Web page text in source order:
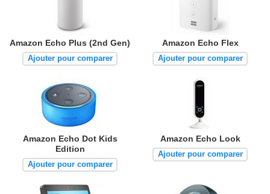
Amazon Echo Plus (2nd Gen)
Ajouter pour comparer
Amazon Echo Flex
Ajouter pour comparer
Amazon Echo Dot Kids
Edition
Ajouter pour comparer
Amazon Echo Look
Ajouter pour comparer